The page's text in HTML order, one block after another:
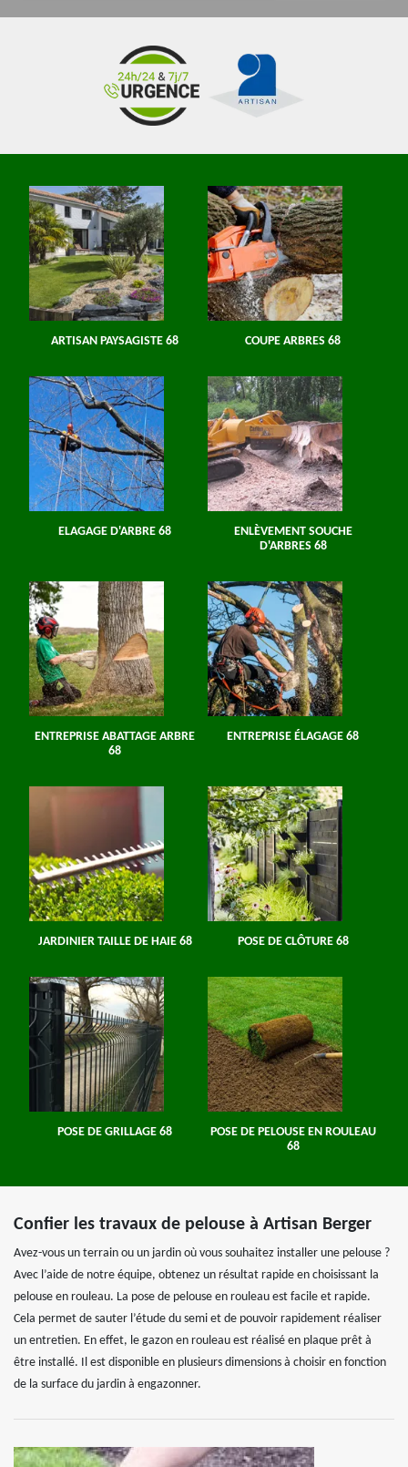
ARTISAN PAYSAGISTE 68 COUPE ARBRES 68
ELAGAGE D'ARBRE 68
ENLÈVEMENT SOUCHE
D'ARBRES 68
ENTREPRISE ABATTAGE ARBRE
68
ENTREPRISE ÉLAGAGE 68
JARDINIER TAILLE DE HAIE 68 POSE DE CLÔTURE 68
POSE DE GRILLAGE 68
POSE DE PELOUSE EN ROULEAU
68
Confier les travaux de pelouse à Artisan Berger
Avez-vous un terrain ou un jardin où vous souhaitez installer une pelouse ?
Avec l’aide de notre équipe, obtenez un résultat rapide en choisissant la
pelouse en rouleau. La pose de pelouse en rouleau est facile et rapide.
Cela permet de sauter l’étude du semi et de pouvoir rapidement réaliser
un entretien. En effet, le gazon en rouleau est réalisé en plaque prêt à
être installé. Il est disponible en plusieurs dimensions à choisir en fonction
de la surface du jardin à engazonner.